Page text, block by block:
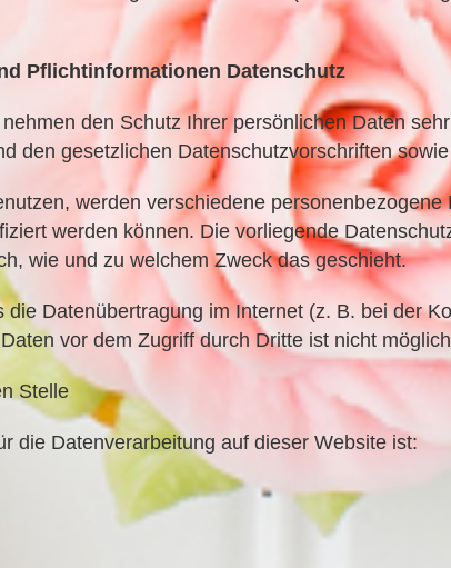
Pflichtinformationen Datenschutz
den Schutz Ihrer persönlichen Daten
den gesetzlichen Datenschutzvorschriften
werden verschiedene
werden können. Die vorliegende
wie und zu welchem Zweck das geschieht.
die Datenübertragung im Internet (z. B. bei der
vor dem Zugriff durch Dritte ist nicht
Stelle
die Datenverarbeitung auf dieser Website ist: